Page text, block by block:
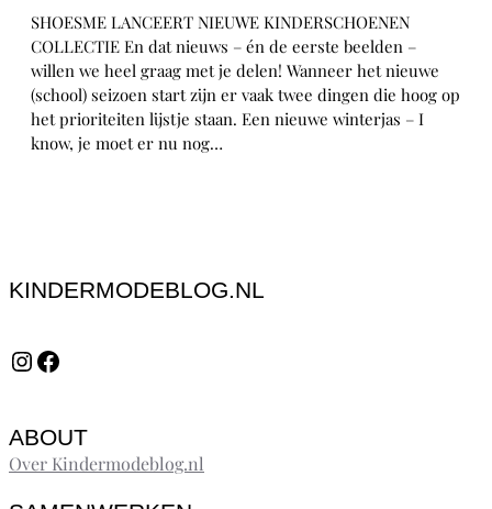
SHOESME LANCEERT NIEUWE KINDERSCHOENEN
COLLECTIE En dat nieuws – én de eerste beelden –
willen we heel graag met je delen! Wanneer het nieuwe
(school) seizoen start zijn er vaak twee dingen die hoog op
het prioriteiten lijstje staan. Een nieuwe winterjas – I
know, je moet er nu nog…
KINDERMODEBLOG.NL
InstagramFacebook
ABOUT
Over Kindermodeblog.nl